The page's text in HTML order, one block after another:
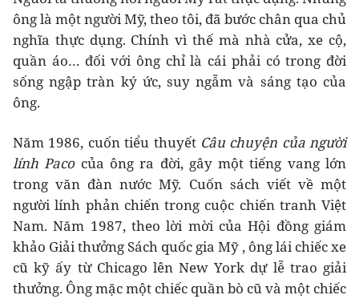
ông là một người Mỹ, theo tôi, đã bước chân qua chủ
nghĩa thực dụng. Chính vì thế mà nhà cửa, xe cộ,
quần áo… đối với ông chỉ là cái phải có trong đời
sống ngập tràn ký ức, suy ngẫm và sáng tạo của
ông.
Năm 1986, cuốn tiểu thuyết Câu chuyện của người
lính Paco của ông ra đời, gây một tiếng vang lớn
trong văn đàn nước Mỹ. Cuốn sách viết về một
người lính phản chiến trong cuộc chiến tranh Việt
Nam. Năm 1987, theo lời mời của Hội đồng giám
khảo Giải thưởng Sách quốc gia Mỹ , ông lái chiếc xe
cũ kỹ ấy từ Chicago lên New York dự lễ trao giải
thưởng. Ông mặc một chiếc quần bò cũ và một chiếc